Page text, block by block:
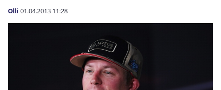
Olli 01.04.2013 11:28